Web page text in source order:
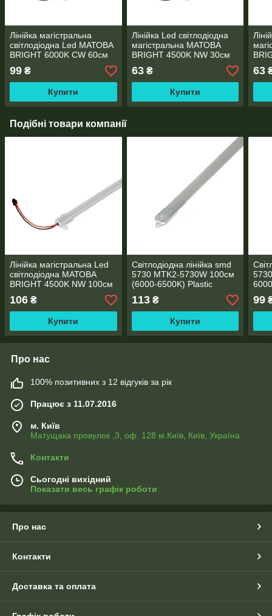
Лінійка магістральна
світлодіодна Led МАТОВА
BRIGHT 6000K CW 60см
220V 11W
99 ₴
Купити
Лінійка Led світлодіодна
магістральна МАТОВА
BRIGHT 4500K NW 30см
220V 6W
63₴
Купити
63
Подібні товари компанії
Лінійка магістральна Led
світлодіодна МАТОВА
BRIGHT 4500K NW 100см
106 ₴
Купити
Світлодіодна лінійка smd
5730 MTK2-5730W 100см
(6000-6500K) Plastic
113₴
Купити
99
Про нас
100% позитивних з 12 відгуків за рік
Працює з 11.07.2016
м. Київ
Матущака провулок ,3, оф. 128 м.Київ, Київ, Україна
Контакти
Сьогодні вихідний
Показати весь графік роботи
Про нас
Контакти
Доставка та оплата